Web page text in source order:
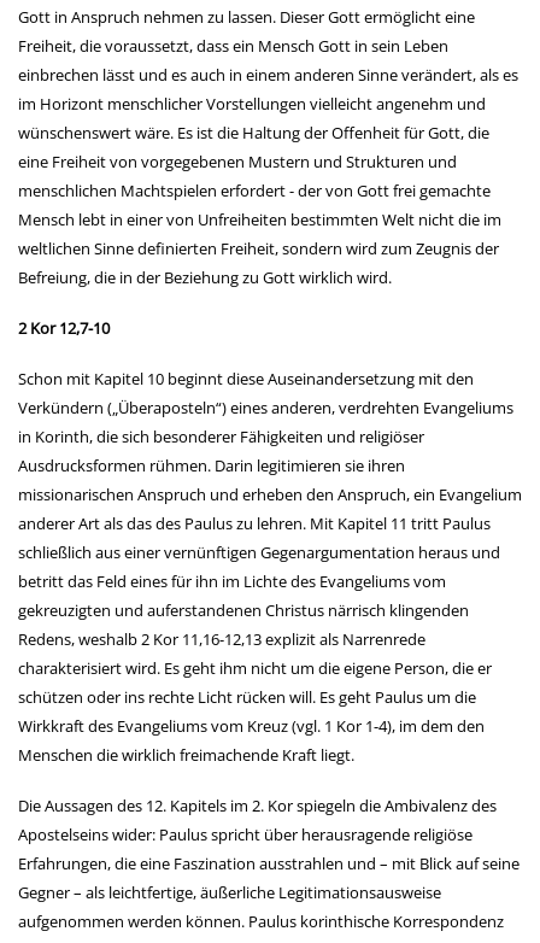
Gott in Anspruch nehmen zu lassen. Dieser Gott ermöglicht eine
Freiheit, die voraussetzt, dass ein Mensch Gott in sein Leben
einbrechen lässt und es auch in einem anderen Sinne verändert, als es
im Horizont menschlicher Vorstellungen vielleicht angenehm und
wünschenswert wäre. Es ist die Haltung der Offenheit für Gott, die
eine Freiheit von vorgegebenen Mustern und Strukturen und
menschlichen Machtspielen erfordert - der von Gott frei gemachte
Mensch lebt in einer von Unfreiheiten bestimmten Welt nicht die im
weltlichen Sinne definierten Freiheit, sondern wird zum Zeugnis der
Befreiung, die in der Beziehung zu Gott wirklich wird.
2 Kor 12,7-10
Schon mit Kapitel 10 beginnt diese Auseinandersetzung mit den
Verkündern („Überaposteln“) eines anderen, verdrehten Evangeliums
in Korinth, die sich besonderer Fähigkeiten und religiöser
Ausdrucksformen rühmen. Darin legitimieren sie ihren
missionarischen Anspruch und erheben den Anspruch, ein Evangelium
anderer Art als das des Paulus zu lehren. Mit Kapitel 11 tritt Paulus
schließlich aus einer vernünftigen Gegenargumentation heraus und
betritt das Feld eines für ihn im Lichte des Evangeliums vom
gekreuzigten und auferstandenen Christus närrisch klingenden
Redens, weshalb 2 Kor 11,16-12,13 explizit als Narrenrede
charakterisiert wird. Es geht ihm nicht um die eigene Person, die er
schützen oder ins rechte Licht rücken will. Es geht Paulus um die
Wirkkraft des Evangeliums vom Kreuz (vgl. 1 Kor 1-4), im dem den
Menschen die wirklich freimachende Kraft liegt.
Die Aussagen des 12. Kapitels im 2. Kor spiegeln die Ambivalenz des
Apostelseins wider: Paulus spricht über herausragende religiöse
Erfahrungen, die eine Faszination ausstrahlen und – mit Blick auf seine
Gegner – als leichtfertige, äußerliche Legitimationsausweise
aufgenommen werden können. Paulus korinthische Korrespondenz